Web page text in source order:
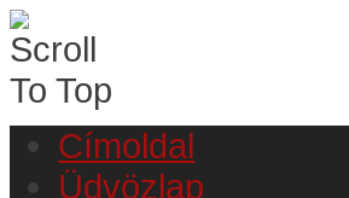
Címoldal
Üdvözlap